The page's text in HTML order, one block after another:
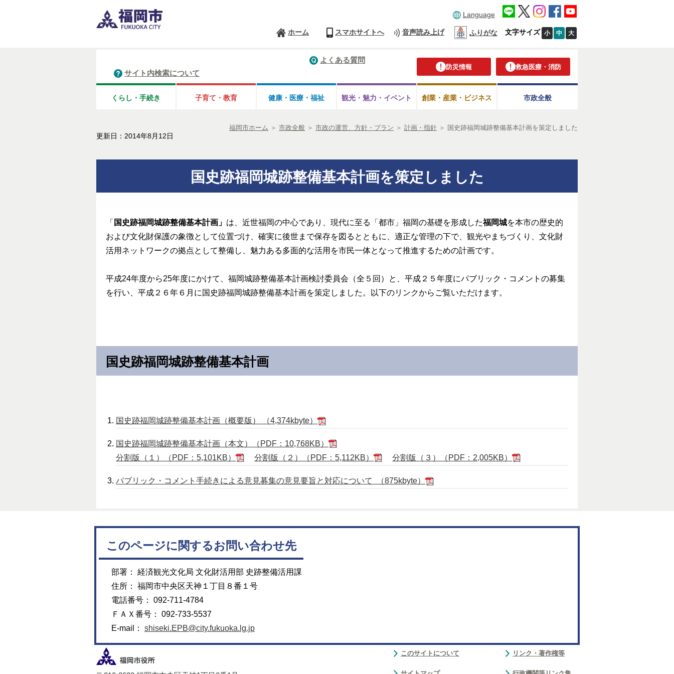
Language
ホーム スマホサイトへ 音声読み上げ ふりがな 文字サイズ 小 中 大
防災情報 救急医療・消防
よくある質問
サイト内検索について
くらし・手続き 子育て・教育 健康・医療・ 福祉 観光・魅力・ イベント 創業・産業・ビジネス 市政全般
福岡市ホーム ＞ 市政全般 ＞ 市政の運営、方針・プラン ＞ 計画・指針 ＞ 国史跡福岡城跡整備基本計画を策定しました
更新日：2014年8月12日
国史跡福岡城跡整備基本計画を策定しました
「 国史跡福岡城跡整備基本計画」 は、近世福岡の中心であり、現代に至る「都市」福岡の基礎を形成した福岡城を本市の歴史的
および文化財保護の象徴として位置づけ、確実に後世まで保存を図るとともに、適正な管理の下で、観光やまちづくり、文化財
活用ネットワークの拠点として整備し、魅力ある多面的な活用を市民一体となって推進するための計画です。
平成24年度から25年度にかけて、福岡城跡整備基本計画検討委員会（全５回）と、平成２５年度にパブリック・コメントの募集
を行い、平成２６年６月に国史跡福岡城跡整備基本計画を策定しました。以下のリンクからご覧いただけます。
国史跡福岡城跡整備基本計画
国史跡福岡城跡整備基本計画（概要版） （4,374kbyte）
国史跡福岡城跡整備基本計画（本文）（PDF：10,768KB）
分割版（１）（PDF：5,101KB）
分割版（２）（PDF：5,112KB） 分割版（３）（PDF：2,005KB）
パブリック・コメント手続きによる意見募集の意見要旨と対応について （875kbyte）
このページに関するお問い合わせ先
部署： 経済観光文化局 文化財活用部 史跡整備活用課
住所： 福岡市中央区天神１丁目８番１号
電話番号： 092-711-4784
ＦＡＸ番号： 092-733-5537
E-mail： shiseki.EPB@city.fukuoka.lg.jp
このサイトについて リンク・著作権等